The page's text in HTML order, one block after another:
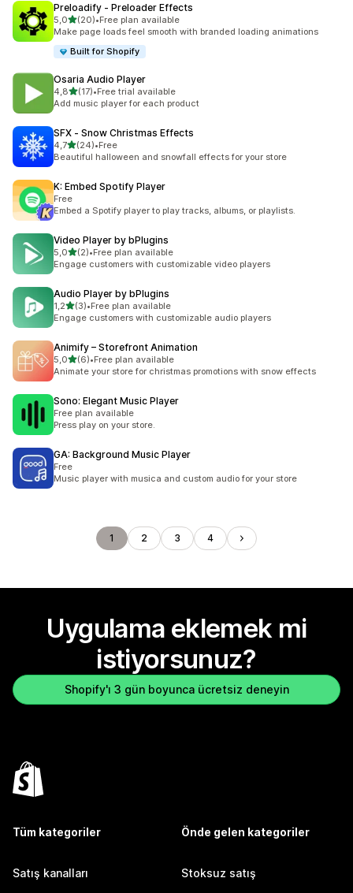
Preloadify ‑ Preloader Effects
5,05 yıldız üzerinden
(20)
toplam 20 değerlendirme
•Free plan available
Make page loads feel smooth with branded loading animations
Built for Shopify
Osaria Audio Player
4,85 yıldız üzerinden
(17)
toplam 17 değerlendirme
•Free trial available
Add music player for each product
SFX ‑ Snow Christmas Effects
4,75 yıldız üzerinden
(24)
toplam 24 değerlendirme
•Free
Beautiful halloween and snowfall effects for your store
K: Embed Spotify Player
Free
Embed a Spotify player to play tracks, albums, or playlists.
Video Player by bPlugins
5,05 yıldız üzerinden
(2)
toplam 2 değerlendirme
•Free plan available
Engage customers with customizable video players
Audio Player by bPlugins
1,25 yıldız üzerinden
(3)
toplam 3 değerlendirme
•Free plan available
Engage customers with customizable audio players
Animify – Storefront Animation
5,05 yıldız üzerinden
(6)
toplam 6 değerlendirme
•Free plan available
Animate your store for christmas promotions with snow effects
Sono: Elegant Music Player
Free plan available
Press play on your store.
GA: Background Music Player
Free
Music player with musica and custom audio for your store
1 2 3 4
Uygulama eklemek mi
istiyorsunuz?
Shopify'ı 3 gün boyunca ücretsiz deneyin
Tüm kategoriler
Satış kanalları
Önde gelen kategoriler
Stoksuz satış